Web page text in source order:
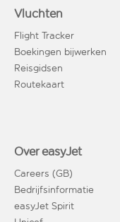
Vluchten
Flight Tracker
Boekingen bijwerken
Reisgidsen
Routekaart
Over easyJet
Careers (GB)
Bedrijfsinformatie
easyJet Spirit